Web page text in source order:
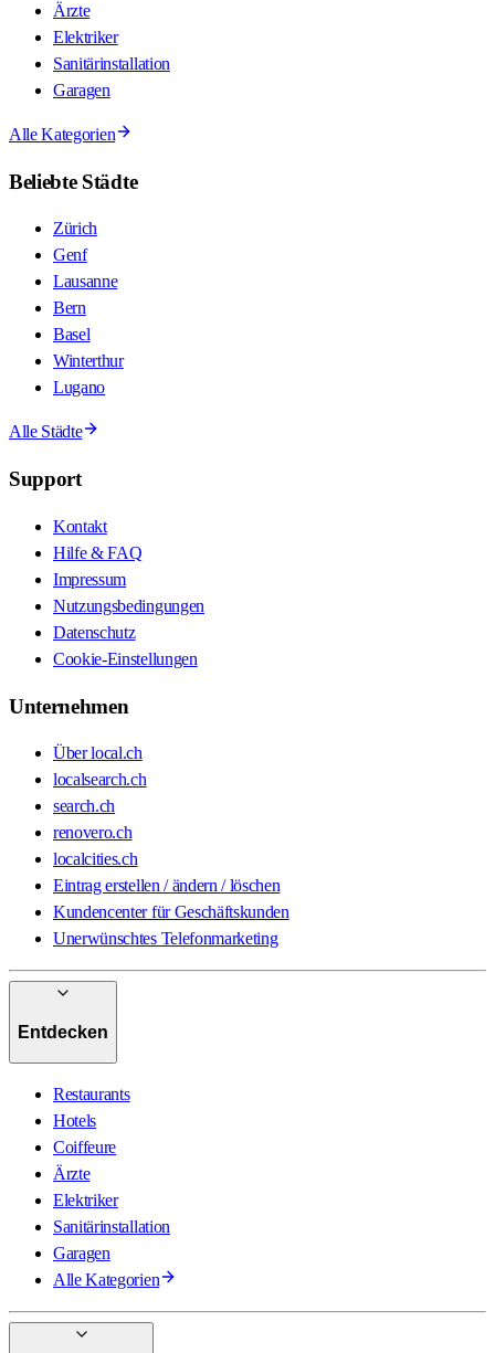
Ärzte
Elektriker
Sanitärinstallation
Garagen
Alle Kategorien
Beliebte Städte
Zürich
Genf
Lausanne
Bern
Basel
Winterthur
Lugano
Alle Städte
Support
Kontakt
Hilfe & FAQ
Impressum
Nutzungsbedingungen
Datenschutz
Cookie-Einstellungen
Unternehmen
Über local.ch
localsearch.ch
search.ch
renovero.ch
localcities.ch
Eintrag erstellen / ändern / löschen
Kundencenter für Geschäftskunden
Unerwünschtes Telefonmarketing
Entdecken
Restaurants
Hotels
Coiffeure
Ärzte
Elektriker
Sanitärinstallation
Garagen
Alle Kategorien